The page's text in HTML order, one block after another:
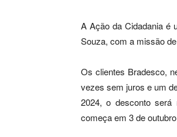
A Ação da Cidadania é
Souza, com a missão
Os clientes Bradesco,
vezes sem juros e um
2024, o desconto será
começa em 3 de